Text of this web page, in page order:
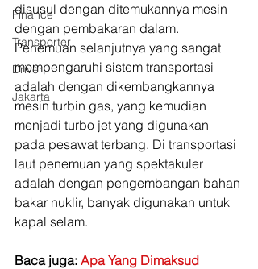
Finance
Transporter
Driver
Jakarta
disusul dengan ditemukannya mesin
dengan pembakaran dalam.
Penemuan selanjutnya yang sangat
mempengaruhi sistem transportasi
adalah dengan dikembangkannya
mesin turbin gas, yang kemudian
menjadi turbo jet yang digunakan
pada pesawat terbang. Di transportasi
laut penemuan yang spektakuler
adalah dengan pengembangan bahan
bakar nuklir, banyak digunakan untuk
kapal selam.
Baca juga: Apa Yang Dimaksud